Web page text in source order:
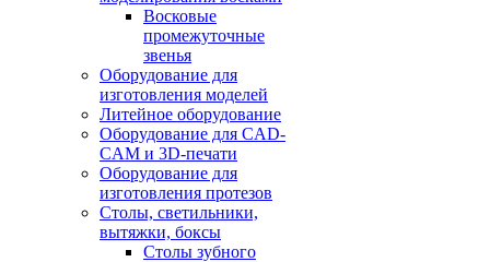
Восковые
промежуточные
звенья
Оборудование для
изготовления моделей
Литейное оборудование
Оборудование для CAD-
CAM и 3D-печати
Оборудование для
изготовления протезов
Cтолы, светильники,
вытяжки, боксы
Столы зубного